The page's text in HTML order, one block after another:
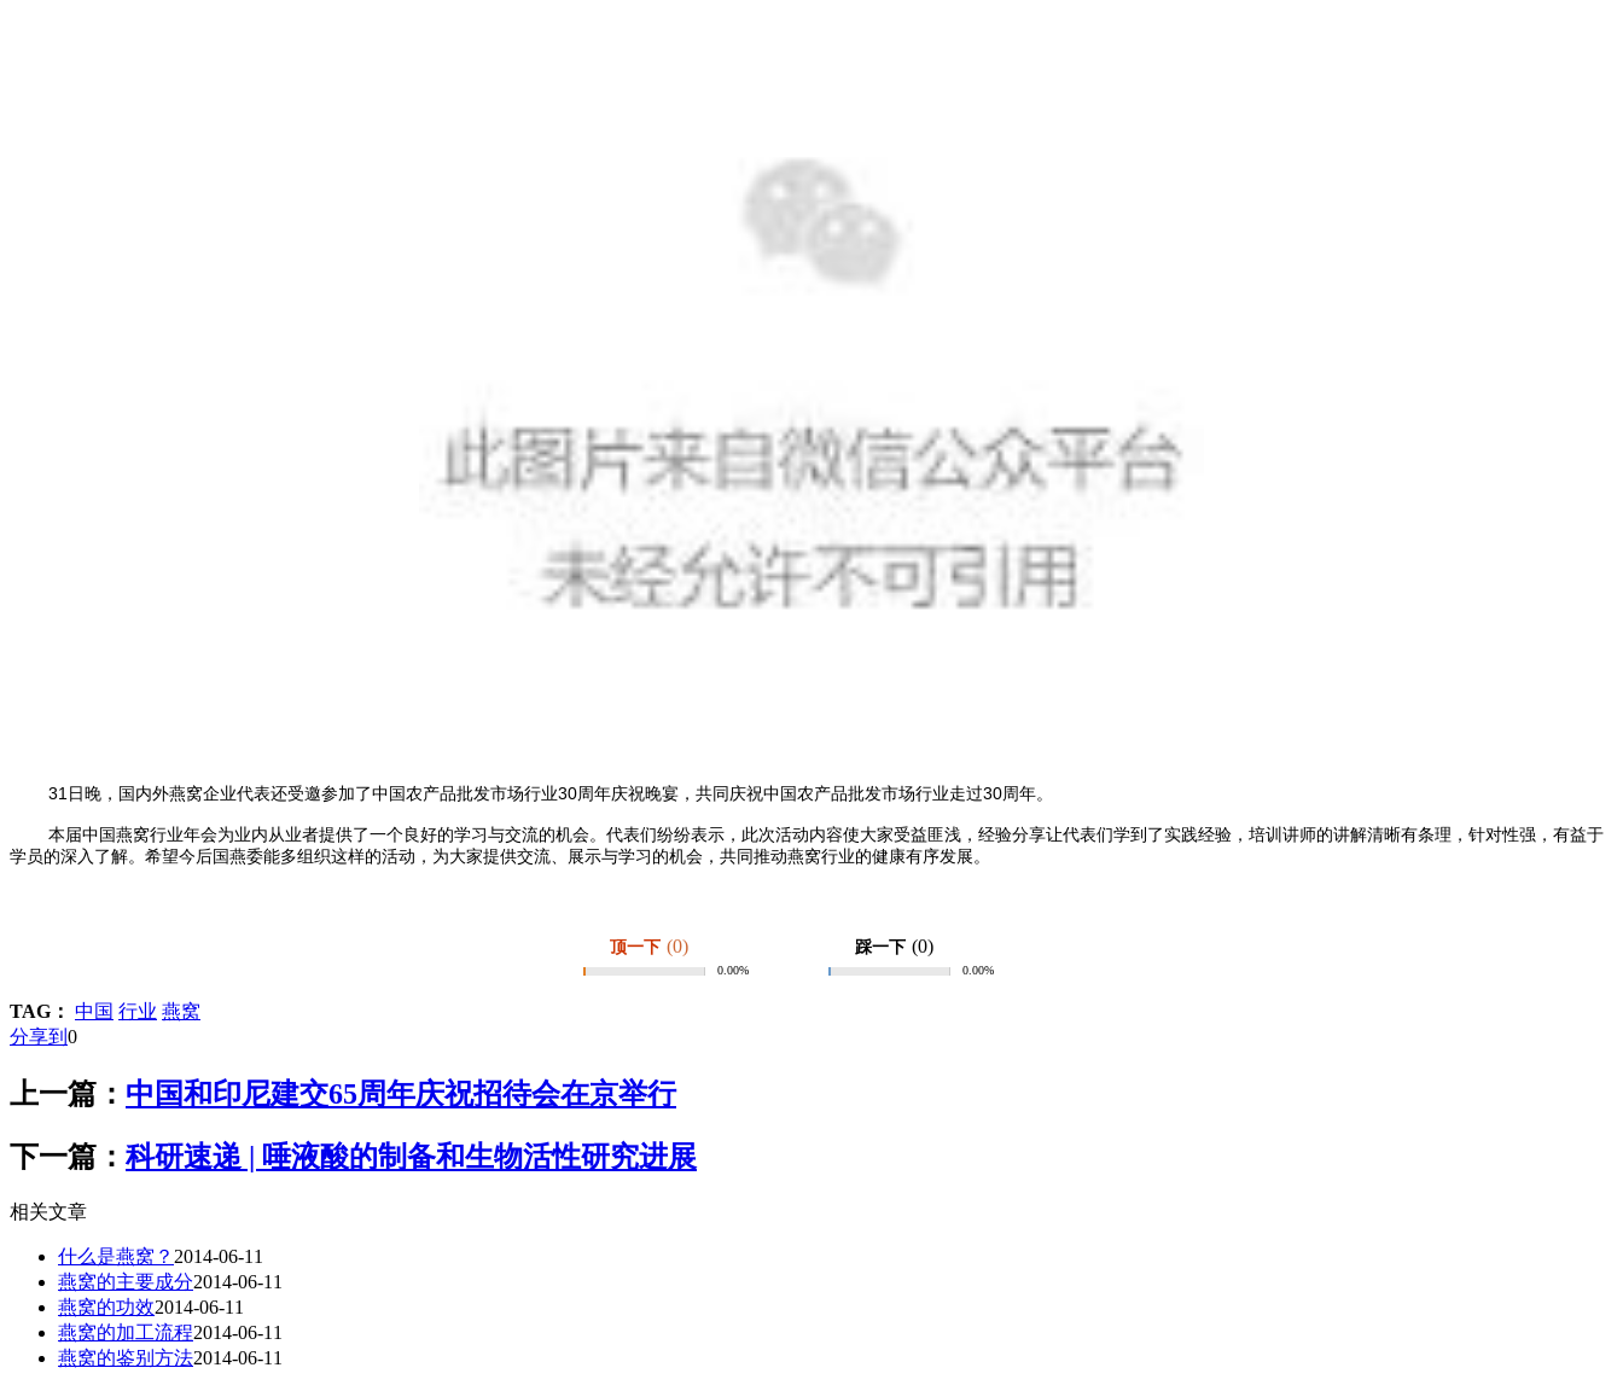
31日晚，国内外燕窝企业代表还受邀参加了中国农产品批发市场行业30周年庆祝晚宴，共同庆祝中国农产品批发市场行业走过30周年。
本届中国燕窝行业年会为业内从业者提供了一个良好的学习与交流的机会。代表们纷纷表示，此次活动内容使大家受益匪浅，经验分享让代表们学到了实践经验，培训讲师的讲解清晰有条理，针对性强，有益于
学员的深入了解。希望今后国燕委能多组织这样的活动，为大家提供交流、展示与学习的机会，共同推动燕窝行业的健康有序发展。
顶一下 (0)
0.00%
踩一下 (0)
0.00%
TAG： 中国 行业 燕窝
分享到 0
上一篇： 中国和印尼建交65周年庆祝招待会在京举行
下一篇： 科研速递 | 唾液酸的制备和生物活性研究进展
相关文章
什么是燕窝？ 2014-06-11
燕窝的主要成分2014-06-11
燕窝的功效2014-06-11
燕窝的加工流程2014-06-11
燕窝的鉴别方法2014-06-11